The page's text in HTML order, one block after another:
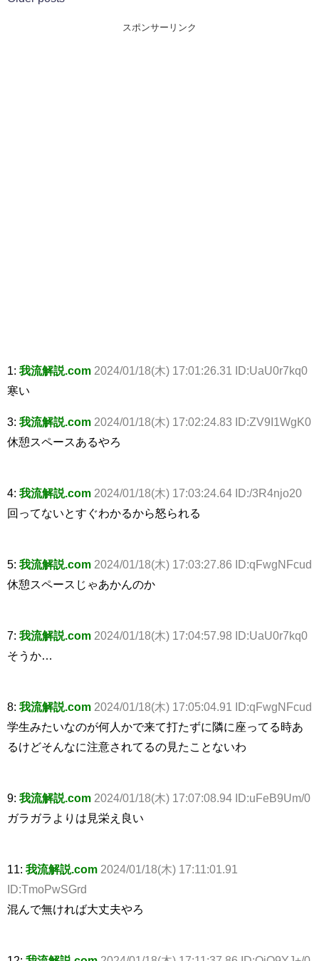
スポンサーリンク
1: 我流解説.com 2024/01/18(木) 17:01:26.31 ID:UaU0r7kq0
寒い
3: 我流解説.com 2024/01/18(木) 17:02:24.83 ID:ZV9I1WgK0
休憩スペースあるやろ
4: 我流解説.com 2024/01/18(木) 17:03:24.64 ID:/3R4njo20
回ってないとすぐわかるから怒られる
5: 我流解説.com 2024/01/18(木) 17:03:27.86 ID:qFwgNFcud
休憩スペースじゃあかんのか
7: 我流解説.com 2024/01/18(木) 17:04:57.98 ID:UaU0r7kq0
そうか…
8: 我流解説.com 2024/01/18(木) 17:05:04.91 ID:qFwgNFcud
学生みたいなのが何人かで来て打たずに隣に座ってる時あ
るけどそんなに注意されてるの見たことないわ
9: 我流解説.com 2024/01/18(木) 17:07:08.94 ID:uFeB9Um/0
ガラガラよりは見栄え良い
11: 我流解説.com 2024/01/18(木) 17:11:01.91
ID:TmoPwSGrd
混んで無ければ大丈夫やろ